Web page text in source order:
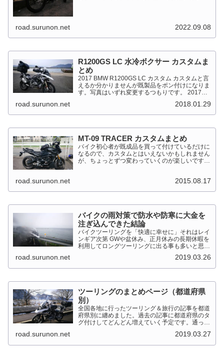
road.surunon.net 2022.09.08
R1200GS LC 水冷ボクサー カスタムま
とめ
2017 BMW R1200GS LC カスタム カスタムと言
えるか分かりませんが既製品をポン付けになりま
す。写真はいずれ変更するつもりです。 2017
road.surunon.net 2018.01.29
MT-09 TRACER カスタムまとめ
バイク初心者が既成品を買って付けているだけに
なるので、カスタムとはいえないかもしれません
が、ちょっとずつ変わっていくのが楽しいです。
road.surunon.net 2015.08.17
バイクの雨対策で防水や防寒に大金を
注ぎ込んできた結論
バイクツーリングを「快適に幸せに」それはレイ
ンギア次第 GWや盆休み、正月休みの長期休暇を
利用してロングツーリングに出る事も多いと思い
り雨ならまだしも1日２日ずっと降り続ける雨が
あります。「そんな...
road.surunon.net 2019.03.26
ツーリングのまとめページ（都道府県
別）
全国各地に行ったツーリング＆旅行の記事を都道
府県別に纏めました。過去の記事に都道府県のタ
グ付けしてどんどん増えていく予定です。通った
した。 分類ってなかなか難しいですね、能登半
島とか北陸とか、石川...
road.surunon.net 2019.03.27